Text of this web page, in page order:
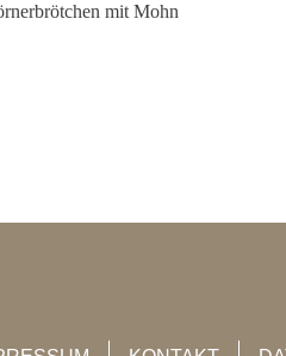
mit Mohn